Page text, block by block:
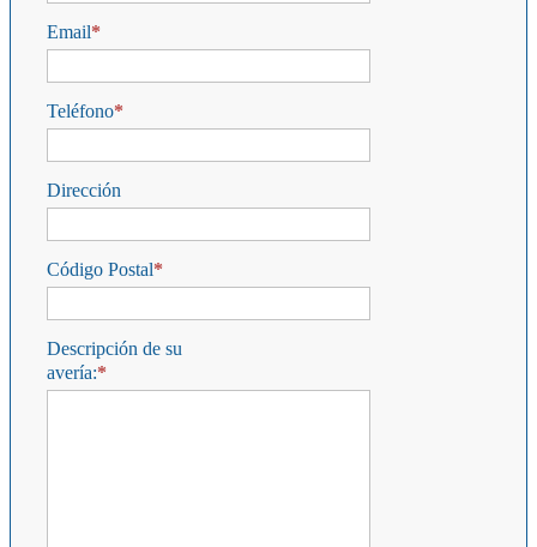
Email
Teléfono
Dirección
Código Postal
Descripción de su
avería: